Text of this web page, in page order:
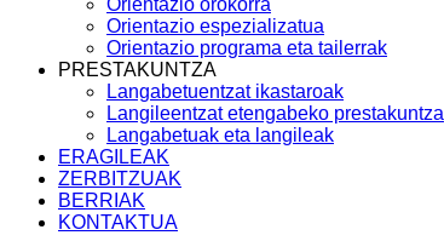
Orientazio orokorra
Orientazio espezializatua
Orientazio programa eta tailerrak
PRESTAKUNTZA
Langabetuentzat ikastaroak
Langileentzat etengabeko prestakuntza
Langabetuak eta langileak
ERAGILEAK
ZERBITZUAK
BERRIAK
KONTAKTUA